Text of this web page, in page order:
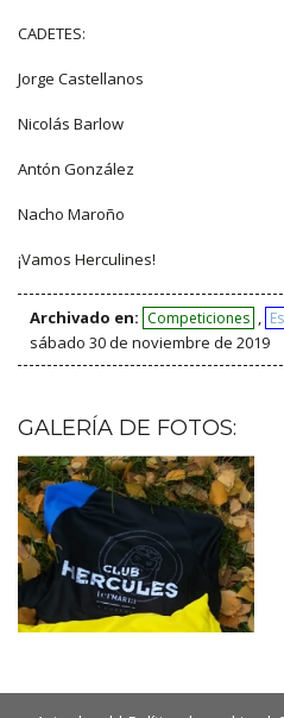
CADETES:
Jorge Castellanos
Nicolás Barlow
Antón González
Nacho Maroño
¡Vamos Herculines!
Archivado en: Competiciones
sábado 30 de noviembre de 2019
GALERÍA DE FOTOS: